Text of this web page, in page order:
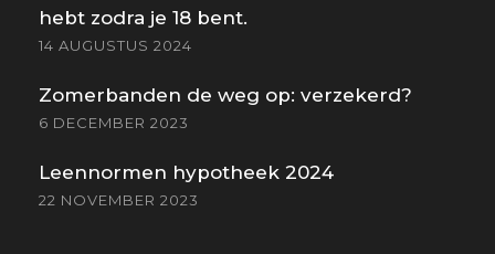
hebt zodra je 18 bent.
14 AUGUSTUS 2024
Zomerbanden de weg op: verzekerd?
6 DECEMBER 2023
Leennormen hypotheek 2024
22 NOVEMBER 2023